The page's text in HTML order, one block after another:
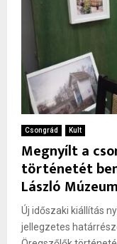
Csongrád Kult
Megnyílt a
történetét
László
Új időszaki kiállítás
jellegzetes